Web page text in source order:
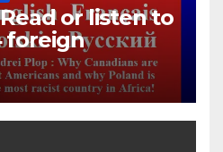
or listen to
foreign